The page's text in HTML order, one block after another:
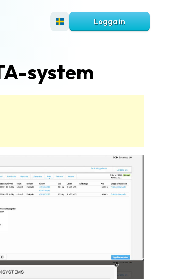
Logga in
system